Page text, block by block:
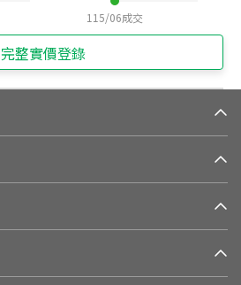
115/06成交
完整實價登錄